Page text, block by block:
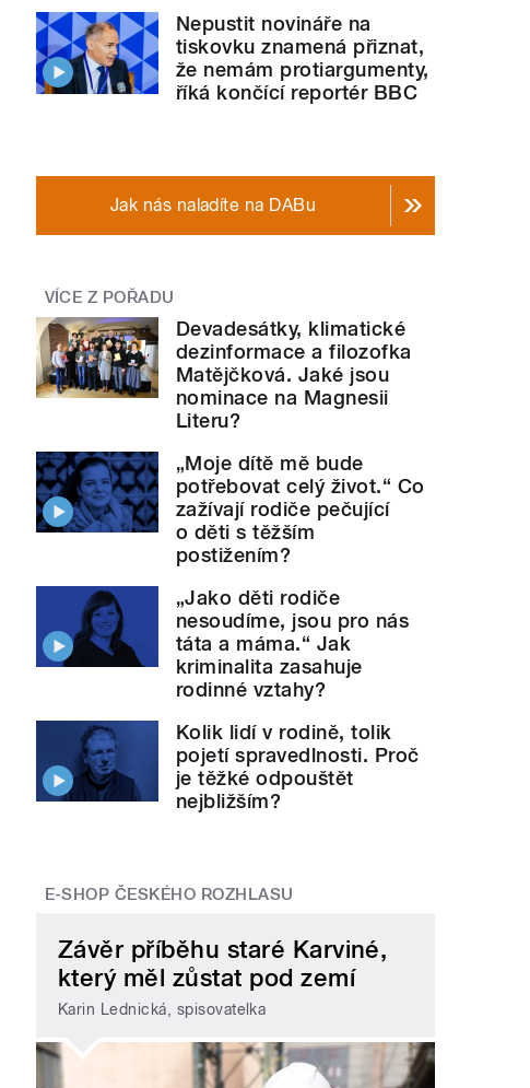
Nepustit novináře na
tiskovku znamená přiznat,
že nemám protiargumenty,
říká končící reportér BBC
Jak nás naladíte na DABu
VÍCE Z POŘADU
Devadesátky, klimatické
dezinformace a filozofka
Matějčková. Jaké jsou
nominace na Magnesii
Literu?
„Moje dítě mě bude
potřebovat celý život.“ Co
zažívají rodiče pečující
o děti s těžším
postižením?
„Jako děti rodiče
nesoudíme, jsou pro nás
táta a máma.“ Jak
kriminalita zasahuje
rodinné vztahy?
Kolik lidí v rodině, tolik
pojetí spravedlnosti. Proč
je těžké odpouštět
nejbližším?
E-SHOP ČESKÉHO ROZHLASU
Závěr příběhu staré Karviné,
který měl zůstat pod zemí
Karin Lednická, spisovatelka